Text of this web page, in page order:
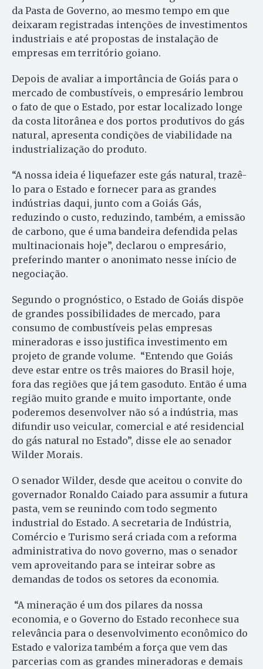
da Pasta de Governo, ao mesmo tempo em que
deixaram registradas intenções de investimentos
industriais e até propostas de instalação de
empresas em território goiano.
Depois de avaliar a importância de Goiás para o
mercado de combustíveis, o empresário lembrou
o fato de que o Estado, por estar localizado longe
da costa litorânea e dos portos produtivos do gás
natural, apresenta condições de viabilidade na
industrialização do produto.
“A nossa ideia é liquefazer este gás natural, trazê-
lo para o Estado e fornecer para as grandes
indústrias daqui, junto com a Goiás Gás,
reduzindo o custo, reduzindo, também, a emissão
de carbono, que é uma bandeira defendida pelas
multinacionais hoje”, declarou o empresário,
preferindo manter o anonimato nesse início de
negociação.
Segundo o prognóstico, o Estado de Goiás dispõe
de grandes possibilidades de mercado, para
consumo de combustíveis pelas empresas
mineradoras e isso justifica investimento em
projeto de grande volume. “Entendo que Goiás
deve estar entre os três maiores do Brasil hoje,
fora das regiões que já tem gasoduto. Então é uma
região muito grande e muito importante, onde
poderemos desenvolver não só a indústria, mas
difundir uso veicular, comercial e até residencial
do gás natural no Estado”, disse ele ao senador
Wilder Morais.
O senador Wilder, desde que aceitou o convite do
governador Ronaldo Caiado para assumir a futura
pasta, vem se reunindo com todo segmento
industrial do Estado. A secretaria de Indústria,
Comércio e Turismo será criada com a reforma
administrativa do novo governo, mas o senador
vem aproveitando para se inteirar sobre as
demandas de todos os setores da economia.
“A mineração é um dos pilares da nossa
economia, e o Governo do Estado reconhece sua
relevância para o desenvolvimento econômico do
Estado e valoriza também a força que vem das
parcerias com as grandes mineradoras e demais